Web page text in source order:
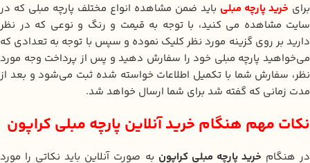
برای خرید پارچه مبلی باید ضمن مشاهده انواع مختلف پارچه مبلی که در
سایت مشاهده می کنید، با توجه به قیمت و رنگ و نوعی که در نظر
دارید بر روی گزینه مورد نظر کلیک نموده و سپس با توجه به تعدادی که
می‌خواهید پارچه مبلی خود را سفارش دهید و پس از پرداخت وجه مورد
نظر، سفارش شما با تکمیل اطلاعات خواسته شده ثبت می‌شود و بعد از
مدت زمانی که گفته شد برای شما ارسال خواهد شد.
نکات مهم هنگام خرید آنلاین پارچه مبلی کراپون
در هنگام خرید پارچه مبلی کراپون به صورت آنلاین باید نکاتی را مورد